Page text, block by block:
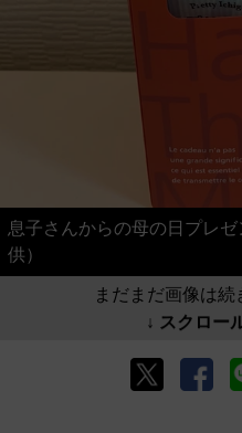
息子さんからの母の日プレゼ
供）
まだまだ画像は続
↓ スクロー